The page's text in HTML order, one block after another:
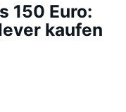
150 Euro:
kaufen